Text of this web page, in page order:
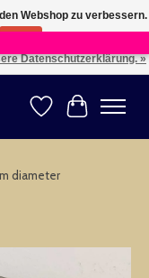
×
your language: EN ⇓ ⇒
Wunschzettel
Ihr
diameter
Webshop zu verbessern.
Datenschutzerklärung. »